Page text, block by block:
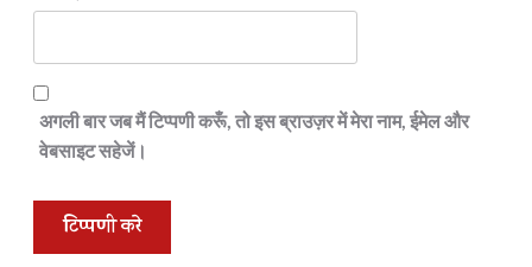
अगली बार जब मैं टिप्पणी करूँ, तो इस ब्राउज़र में मेरा नाम, ईमेल और
वेबसाइट सहेजें।